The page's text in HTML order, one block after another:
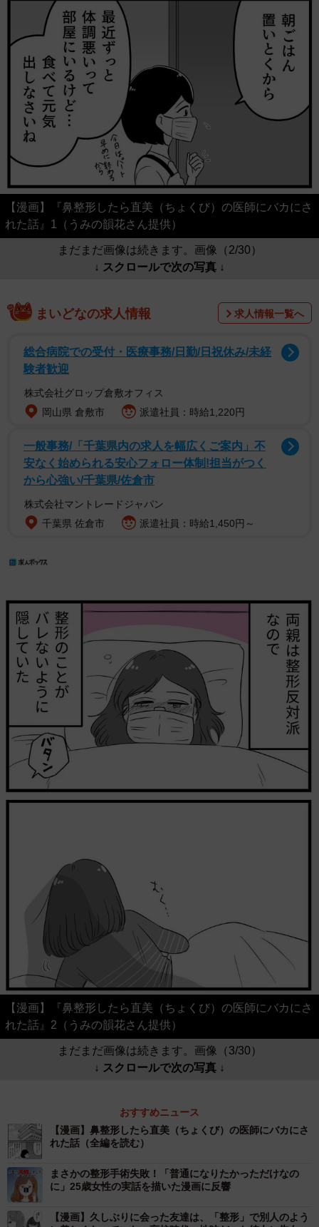
【漫画】『鼻整形したら直美（ちょくび）の医師にバカにさ
れた話』1（うみの韻花さん提供）
まだまだ画像は続きます。画像（2/30）
↓ スクロールで次の写真 ↓
まいどなの求人情報 求人情報一覧へ
総合病院での受付・医療事務/日勤/日祝休み/未経
験者歓迎
株式会社グロップ倉敷オフィス
岡山県 倉敷市
派遣社員：時給1,220円
一般事務/「千葉県内の求人を幅広くご案内」不
安なく始められる安心フォロー体制!担当がつく
から心強い/千葉県/佐倉市
株式会社マントレードジャパン
千葉県 佐倉市
派遣社員：時給1,450円～
【漫画】『鼻整形したら直美（ちょくび）の医師にバカにさ
れた話』2（うみの韻花さん提供）
まだまだ画像は続きます。画像（3/30）
↓ スクロールで次の写真 ↓
おすすめニュース
【漫画】鼻整形したら直美（ちょくび）の医師にバカにさ
れた話（全編を読む）
まさかの整形手術失敗！「普通になりたかっただけなの
に」25歳女性の実話を描いた漫画に反響
【漫画】久しぶりに会った友達は、「整形」で別人のよう